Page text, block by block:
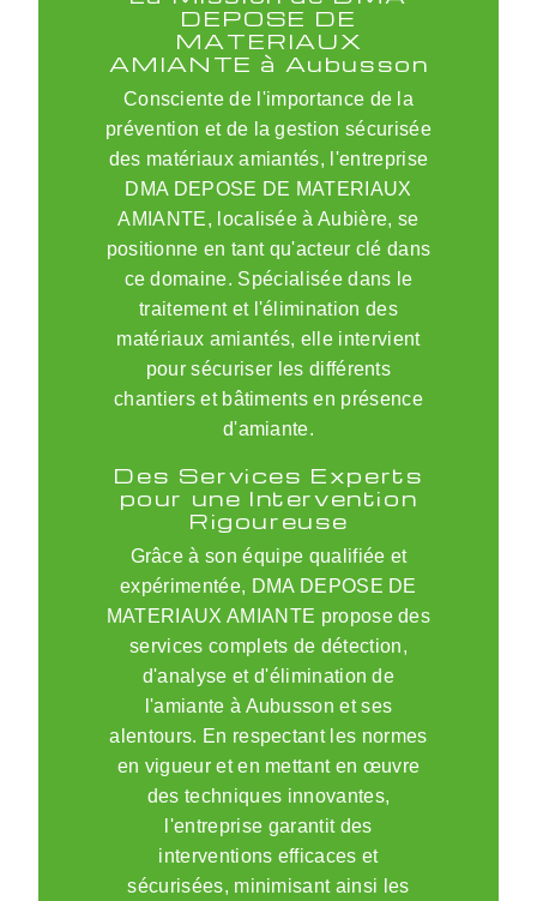
DEPOSE DE
MATERIAUX
AMIANTE à Aubusson
Consciente de l'importance de la
prévention et de la gestion sécurisée
des matériaux amiantés, l'entreprise
DMA DEPOSE DE MATERIAUX
AMIANTE, localisée à Aubière, se
positionne en tant qu'acteur clé dans
ce domaine. Spécialisée dans le
traitement et l'élimination des
matériaux amiantés, elle intervient
pour sécuriser les différents
chantiers et bâtiments en présence
d'amiante.
Des Services Experts
pour une Intervention
Rigoureuse
Grâce à son équipe qualifiée et
expérimentée, DMA DEPOSE DE
MATERIAUX AMIANTE propose des
services complets de détection,
d'analyse et d'élimination de
l'amiante à Aubusson et ses
alentours. En respectant les normes
en vigueur et en mettant en œuvre
des techniques innovantes,
l'entreprise garantit des
interventions efficaces et
sécurisées, minimisant ainsi les